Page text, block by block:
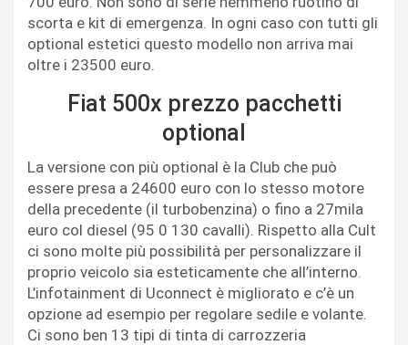
scorta e kit di emergenza. In ogni caso con tutti gli
optional estetici questo modello non arriva mai
oltre i 23500 euro.
Fiat 500x prezzo pacchetti
optional
La versione con più optional è la Club che può
essere presa a 24600 euro con lo stesso motore
della precedente (il turbobenzina) o fino a 27mila
euro col diesel (95 0 130 cavalli). Rispetto alla Cult
ci sono molte più possibilità per personalizzare il
proprio veicolo sia esteticamente che all’interno.
L’infotainment di Uconnect è migliorato e c’è un
opzione ad esempio per regolare sedile e volante.
Ci sono ben 13 tipi di tinta di carrozzeria